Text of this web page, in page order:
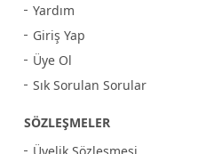
Yardım
Giriş Yap
Üye Ol
Sık Sorulan Sorular
SÖZLEŞMELER